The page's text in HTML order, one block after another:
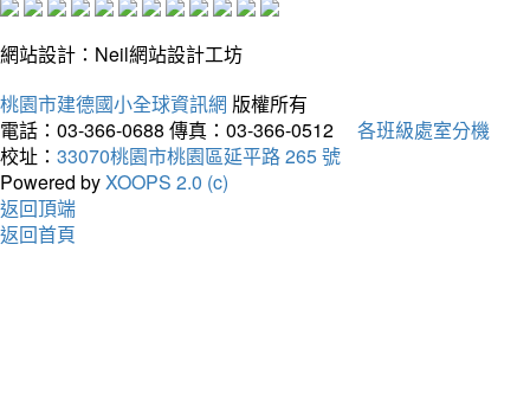
網站設計：Neil網站設計工坊
桃園市建德國小全球資訊網 版權所有
電話：03-366-0688 傳真：03-366-0512
各班級處室分機
校址： 33070桃園市桃園區延平路 265 號
Powered byXOOPS 2.0 (c)
返回頂端
返回首頁